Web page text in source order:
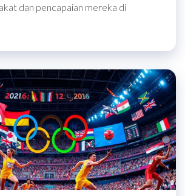
dan pencapaian mereka di